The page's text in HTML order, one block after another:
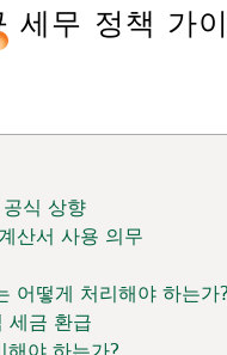
무 정책 가
식 상향
산서 사용 의무
어떻게 처리해야 하는가?
세금 환급
야 하는가?